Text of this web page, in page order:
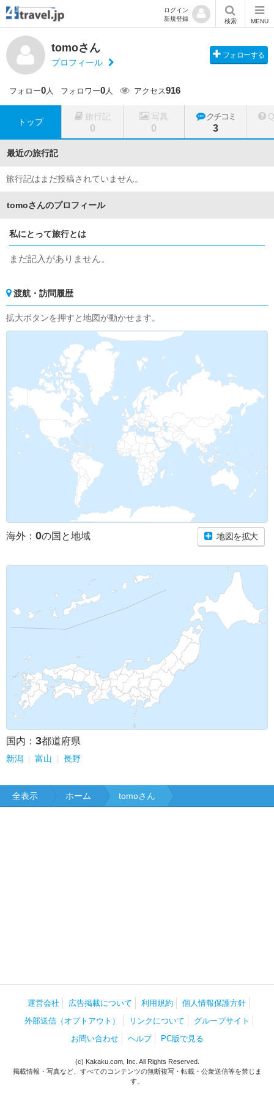
ログイン
新規登録
検索 MENU
tomoさん
プロフィール
フォローする
フォロー0人 フォロワー0人 アクセス916
トップ
旅行記
0
写真
0
クチコミ
3
最近の旅行記
旅行記はまだ投稿されていません。
tomoさんのプロフィール
私にとって旅行とは
まだ記入がありません。
渡航・訪問履歴
拡大ボタンを押すと地図が動かせます。
海外： 0の国と地域 地図を拡大
国内： 3都道府県
新潟 富山 長野
全表示 ホーム tomoさん
運営会社 広告掲載について 利用規約
個人情報保護方針
外部送信（オプトアウト）
リンクについて
グループサイト
お問い合わせ
ヘルプ PC版で見る
(c) Kakaku.com, Inc. All Rights Reserved.
掲載情報・写真など、すべてのコンテンツの無断複写・転載・公衆送信等を禁じま
す。